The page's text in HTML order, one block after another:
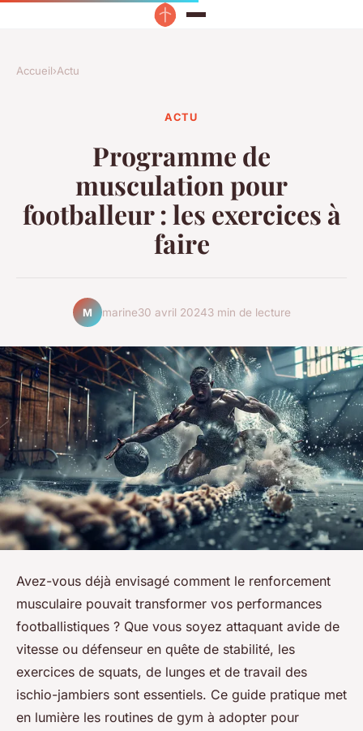
Accueil›Actu
ACTU
Programme de
musculation pour
footballeur : les exercices à
faire
M marine30 avril 20243 min de lecture
Avez-vous déjà envisagé comment le renforcement
musculaire pouvait transformer vos performances
footballistiques ? Que vous soyez attaquant avide de
vitesse ou défenseur en quête de stabilité, les
exercices de squats, de lunges et de travail des
ischio-jambiers sont essentiels. Ce guide pratique met
en lumière les routines de gym à adopter pour